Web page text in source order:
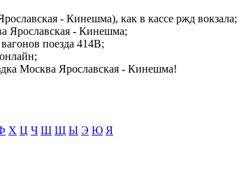
- Кинешма), как в кассе ржд вокзала;
Ярославская - Кинешма;
поезда 414В;
Москва Ярославская - Кинешма!
Х Ц Ч Ш Щ Ы Э Ю Я